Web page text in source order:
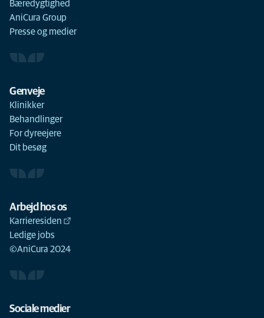
Bæredygtighed
AniCura Group
Presse og medier
Genveje
Klinikker
Behandlinger
For dyreejere
Dit besøg
Arbejd hos os
Karrieresiden
Ledige jobs
©AniCura 2024
Sociale medier